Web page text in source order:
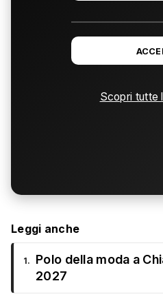
Scopri tutte
Leggi anche
1.
Polo della moda a
2027